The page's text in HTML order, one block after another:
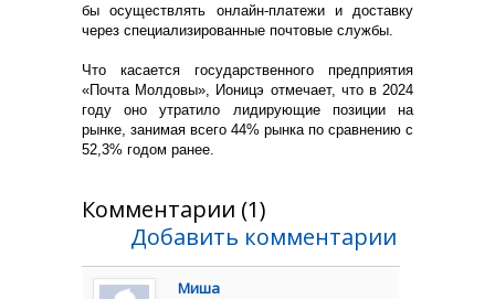
бы осуществлять онлайн-платежи и доставку
через специализированные почтовые службы.
Что касается государственного предприятия
«Почта Молдовы», Ионицэ отмечает, что в 2024
году оно утратило лидирующие позиции на
рынке, занимая всего 44% рынка по сравнению с
52,3% годом ранее.
Комментарии (1)
Добавить комментарии
Миша